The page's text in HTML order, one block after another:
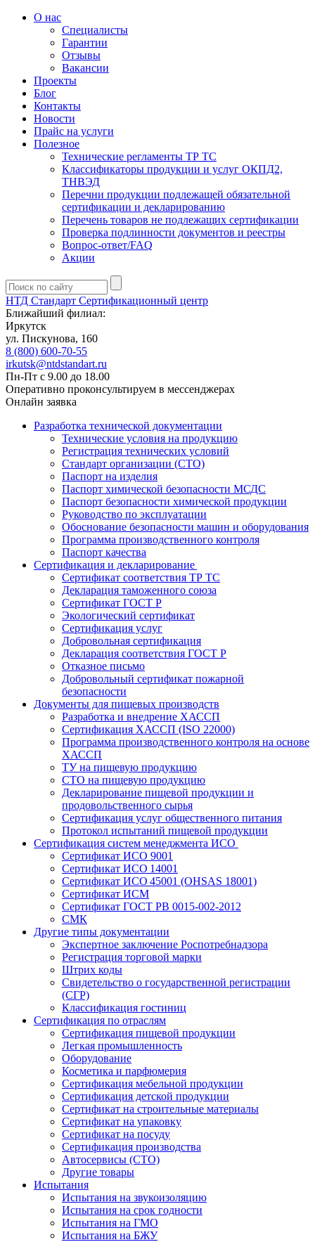
О нас
Специалисты
Гарантии
Отзывы
Вакансии
Проекты
Блог
Контакты
Новости
Прайс на услуги
Полезное
Технические регламенты ТР ТС
Классификаторы продукции и услуг ОКПД2,
ТНВЭД
Перечни продукции подлежащей обязательной
сертификации и декларированию
Перечень товаров не подлежащих сертификации
Проверка подлинности документов и реестры
Вопрос-ответ/FAQ
Акции
НТД Стандарт Сертификационный центр
Ближайший филиал:
Иркутск
ул. Пискунова, 160
8 (800) 600-70-55
irkutsk@ntdstandart.ru
Пн-Пт с 9.00 до 18.00
Оперативно проконсультируем в мессенджерах
Онлайн заявка
Разработка технической документации
Технические условия на продукцию
Регистрация технических условий
Стандарт организации (СТО)
Паспорт на изделия
Паспорт химической безопасности МСДС
Паспорт безопасности химической продукции
Руководство по эксплуатации
Обоснование безопасности машин и оборудования
Программа производственного контроля
Паспорт качества
Сертификация и декларирование
Сертификат соответствия ТР ТС
Декларация таможенного союза
Сертификат ГОСТ Р
Экологический сертификат
Сертификация услуг
Добровольная сертификация
Декларация соответствия ГОСТ Р
Отказное письмо
Добровольный сертификат пожарной
безопасности
Документы для пищевых производств
Разработка и внедрение ХАССП
Сертификация ХАССП (ISO 22000)
Программа производственного контроля на основе
ХАССП
ТУ на пищевую продукцию
СТО на пищевую продукцию
Декларирование пищевой продукции и
продовольственного сырья
Сертификация услуг общественного питания
Протокол испытаний пищевой продукции
Сертификация систем менеджмента ИСО
Сертификат ИСО 9001
Сертификат ИСО 14001
Сертификат ИСО 45001 (OHSAS 18001)
Сертификат ИСМ
Сертификат ГОСТ РВ 0015-002-2012
СМК
Другие типы документации
Экспертное заключение Роспотребнадзора
Регистрация торговой марки
Штрих коды
Свидетельство о государственной регистрации
(СГР)
Классификация гостиниц
Сертификация по отраслям
Сертификация пищевой продукции
Легкая промышленность
Оборудование
Косметика и парфюмерия
Сертификация мебельной продукции
Сертификация детской продукции
Сертификат на строительные материалы
Сертификат на упаковку
Сертификат на посуду
Сертификация производства
Автосервисы (СТО)
Другие товары
Испытания
Испытания на звукоизоляцию
Испытания на срок годности
Испытания на ГМО
Испытания на БЖУ